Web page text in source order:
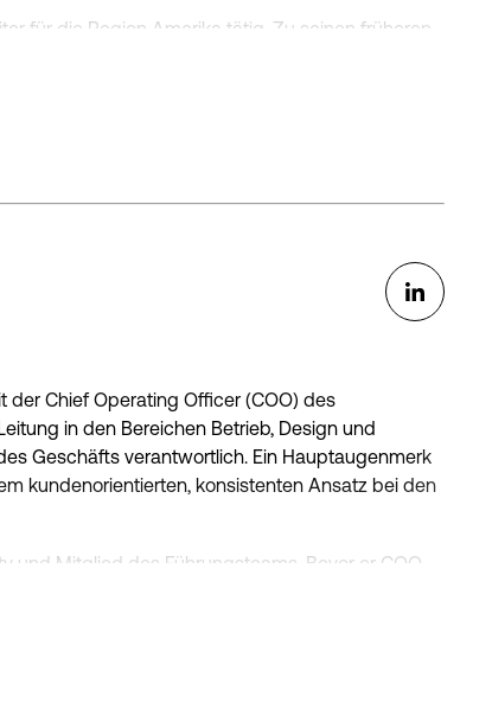
für die Region Amerika tätig. Zu seinen früheren
of Global Accounts sowie die Leitung der
der Chief Operating Officer (COO) des
in den Bereichen Betrieb, Design und
Geschäfts verantwortlich. Ein Hauptaugenmerk
kundenorientierten, konsistenten Ansatz bei den
und Mitglied des Führungsteams. Bevor er COO
tätig und hatte die weltweite Leitung der